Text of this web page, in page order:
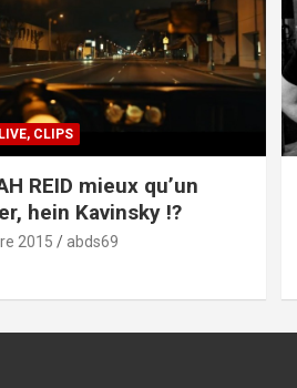
CLIPS
REID mieux qu’un
hein Kavinsky !?
2015 abds69